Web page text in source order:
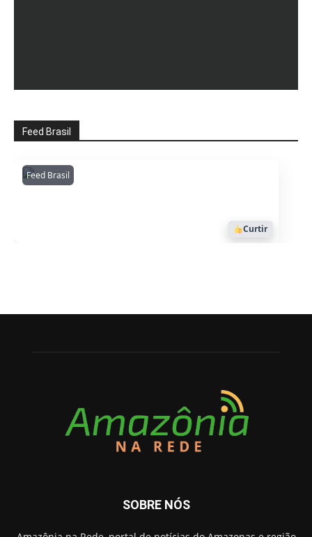
Feed Brasil
Feed BrasilAmazonianarede
1053
Curtir
SOBRE NÓS